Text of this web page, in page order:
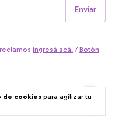
de cookies para agilizar tu
ingresá acá. / Botón
Todos los derechos